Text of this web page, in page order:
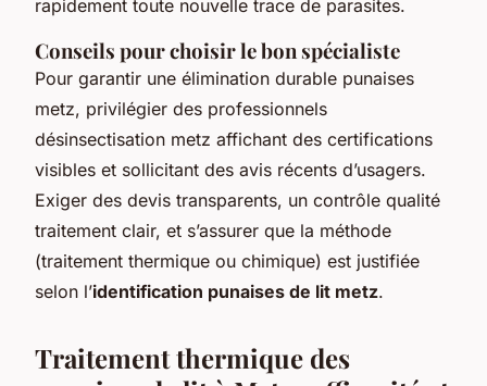
rapidement toute nouvelle trace de parasites.
Conseils pour choisir le bon spécialiste
Pour garantir une élimination durable punaises
metz, privilégier des professionnels
désinsectisation metz affichant des certifications
visibles et sollicitant des avis récents d’usagers.
Exiger des devis transparents, un contrôle qualité
traitement clair, et s’assurer que la méthode
(traitement thermique ou chimique) est justifiée
selon l’identification punaises de lit metz.
Traitement thermique des